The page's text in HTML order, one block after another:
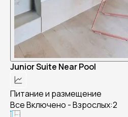
Junior Suite Near Pool
Питание и размещение
Все Включено - Взрослых:2